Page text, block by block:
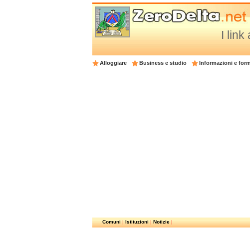
I link
Alloggiare Business e studio Informazioni e
Comuni|Istituzioni|Notizie|